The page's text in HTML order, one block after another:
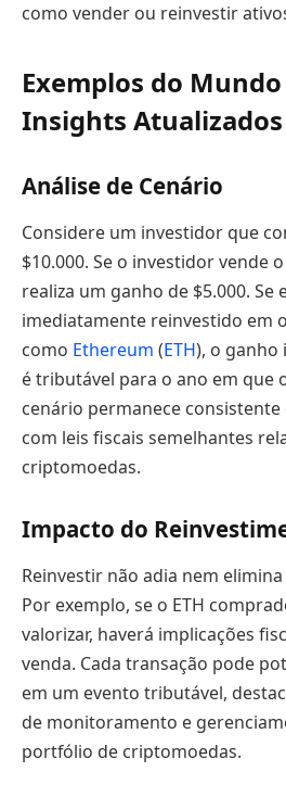
como vender ou reinvestir
Exemplos do Mundo
Insights Atualizados
Análise de Cenário
Considere um investidor que
$10.000. Se o investidor vende o
realiza um ganho de $5.000. Se
imediatamente reinvestido em
como Ethereum (ETH), o ganho
é tributável para o ano em que
cenário permanece
com leis fiscais semelhantes
criptomoedas.
Impacto do
Reinvestir não adia nem
Por exemplo, se o ETH
valorizar, haverá implicações
venda. Cada transação pode
em um evento tributável,
de monitoramento e
portfólio de criptomoedas.